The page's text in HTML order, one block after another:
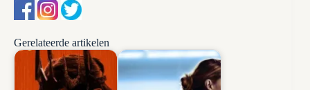
Gerelateerde artikelen